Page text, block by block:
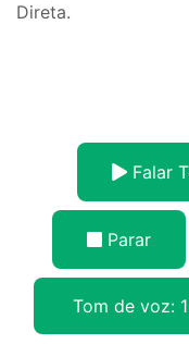
Direta.
Falar
Parar